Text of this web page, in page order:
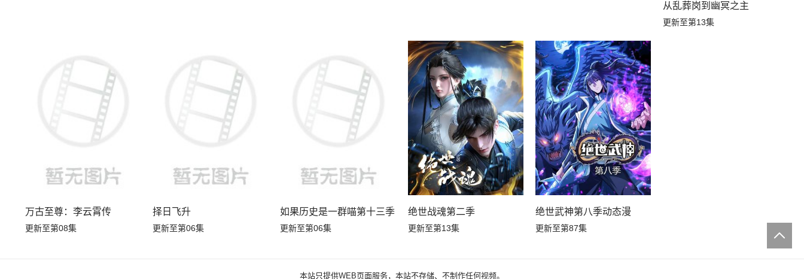
从乱葬岗到幽冥之主
更新至第13集
万古至尊：李云霄传
更新至第08集
择日飞升
更新至第06集
如果历史是一群喵第十三季
更新至第06集
绝世战魂第二季
更新至第13集
绝世武神第八季动态漫
更新至第87集
本站只提供WEB页面服务，本站不存储、不制作任何视频。